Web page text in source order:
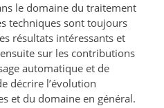
le domaine du traitement
techniques sont toujours
résultats intéressants et
sur les contributions
automatique et de
décrire l’évolution
et du domaine en général.